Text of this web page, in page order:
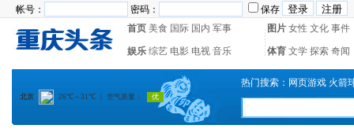
帐号： 密码：
保存
首页 美食 国际 国内 军事 图片 女性 文化 事件
娱乐 综艺 电影 电视 音乐 体育 文学 探索 奇闻
热门搜索： 网页游戏 火箭